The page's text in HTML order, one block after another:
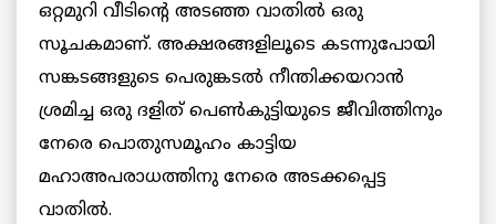
ഒറ്റമുറി വീടിന്റെ അടഞ്ഞ വാതില്‍ ഒരു
സൂചകമാണ്. അക്ഷരങ്ങളിലൂടെ കടന്നുപോയി
സങ്കടങ്ങളുടെ പെരുങ്കടല്‍ നീന്തിക്കയറാന്‍
ശ്രമിച്ച ഒരു ദളിത് പെണ്‍കുട്ടിയുടെ ജീവിത്തിനും
നേരെ പൊതുസമൂഹം കാട്ടിയ
മഹാഅപരാധത്തിനു നേരെ അടക്കപ്പെട്ട
വാതില്‍.